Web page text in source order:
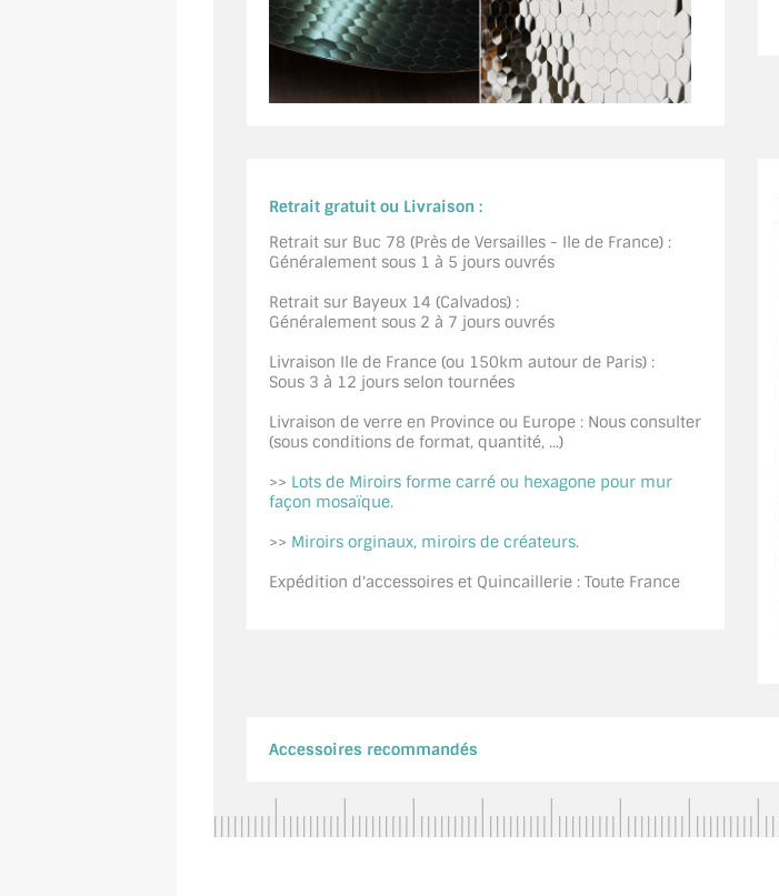
Retrait gratuit ou Livraison :
Retrait sur Buc 78 (Près de Versailles - Ile de France) :
Généralement sous 1 à 5 jours ouvrés
Retrait sur Bayeux 14 (Calvados) :
Généralement sous 2 à 7 jours ouvrés
Livraison Ile de France (ou 150km autour de Paris) :
Sous 3 à 12 jours selon tournées
Livraison de verre en Province ou Europe : Nous consulter
(sous conditions de format, quantité, ...)
>> Lots de Miroirs forme carré ou hexagone pour mur
façon mosaïque.
>> Miroirs orginaux, miroirs de créateurs.
Expédition d'accessoires et Quincaillerie : Toute France
Accessoires recommandés